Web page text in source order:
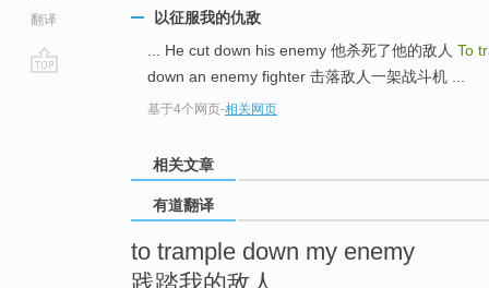
翻译
以征服我的仇敌
... He cut down his enemy 他杀死了他的敌人 To
down an enemy fighter 击落敌人一架战斗机 ...
基于4个网页-相关网页
相关文章
有道翻译
to trample down my enemy